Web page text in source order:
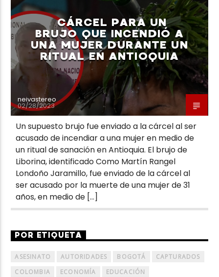
CÁRCEL PARA UN
BRUJO QUE INCENDIÓ A
UNA MUJER DURANTE UN
RITUAL EN ANTIOQUIA
neivastereo
02/28/2023
Un supuesto brujo fue enviado a la cárcel al ser
acusado de incendiar a una mujer en medio de
un ritual de sanación en Antioquia. El brujo de
Liborina, identificado Como Martín Rangel
Londoño Jaramillo, fue enviado de la cárcel al
ser acusado por la muerte de una mujer de 31
años, en medio de […]
POR ETIQUETA
ASESINATO AUTORIDADES BOGOTÁ
CAPTURADOS
COLOMBIA
ECONOMÍA
EDUCACIÓN